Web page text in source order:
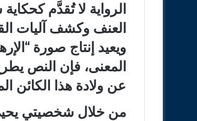
الرواية لا تُقدَّم
العنف وكشف آليات
ويعيد إنتاج صورة
المعنى، فإن النص
عن ولادة هذا الكائن
من خلال شخصيتي يحيى